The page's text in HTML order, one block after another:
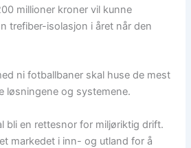
millioner kroner vil kunne
trefiber-isolasjon i året når den
ni fotballbaner skal huse de mest
løsningene og systemene.
bli en rettesnor for miljøriktig drift.
markedet i inn- og utland for å